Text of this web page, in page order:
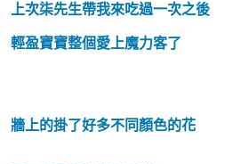
上次柒先生帶我來吃過一次之後
輕盈寶寶整個愛上魔力客了
牆上的掛了好多不同顏色的花